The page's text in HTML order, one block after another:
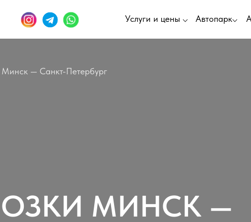
Услуги и цены ⌵ Автопарк⌵
МИНСК —
Минск — Санкт-Петербург